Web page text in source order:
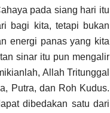
pada siang hari itu
bagi kita, tetapi bukan
energi panas yang kita
sinar itu pun mengalir
Allah Tritunggal
Putra, dan Roh Kudus.
dibedakan satu dari